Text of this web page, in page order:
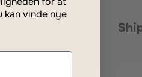
kan vinde nye